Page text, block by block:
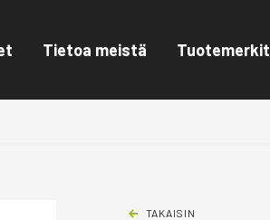
Tietoa meistä Tuotemerkit
TAKAISIN